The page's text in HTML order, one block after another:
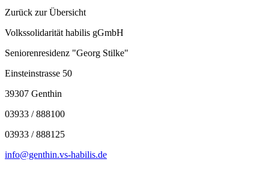
Zurück zur Übersicht
Volkssolidarität habilis gGmbH
Seniorenresidenz "Georg Stilke"
Einsteinstrasse 50
39307 Genthin
03933 / 888100
03933 / 888125
info@genthin.vs-habilis.de